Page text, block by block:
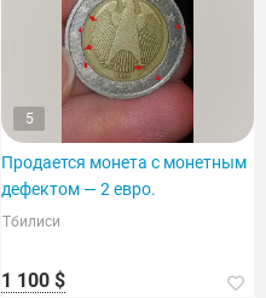
5
Продается монета с монетным
дефектом — 2 евро.
Тбилиси
1 100 $